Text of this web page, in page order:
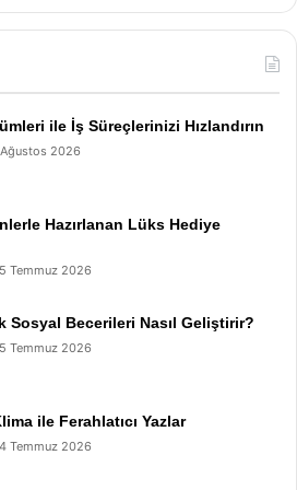
ile İş Süreçlerinizi Hızlandırın
2026
Hazırlanan Lüks Hediye
Temmuz 2026
Sosyal Becerileri Nasıl Geliştirir?
Temmuz 2026
ile Ferahlatıcı Yazlar
Temmuz 2026